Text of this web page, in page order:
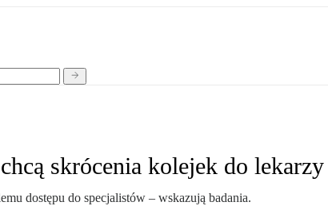
skrócenia kolejek do
dostępu do specjalistów – wskazują badania.